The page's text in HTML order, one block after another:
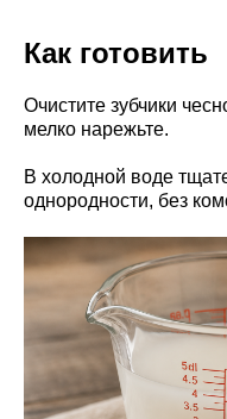
Как готовить
Очистите зубчики
мелко нарежьте.
В холодной воде
однородности, без